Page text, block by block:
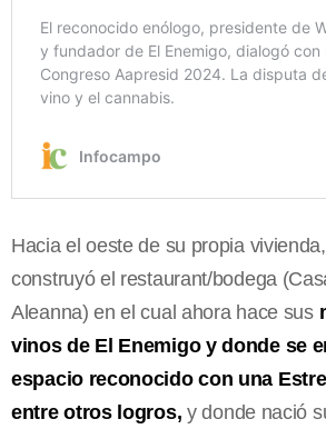
Hacia el oeste de su propia
construyó el restaurant/bodega
Aleanna) en el cual ahora hace sus
vinos de El Enemigo y donde se
espacio reconocido con una
entre otros logros, y donde nació